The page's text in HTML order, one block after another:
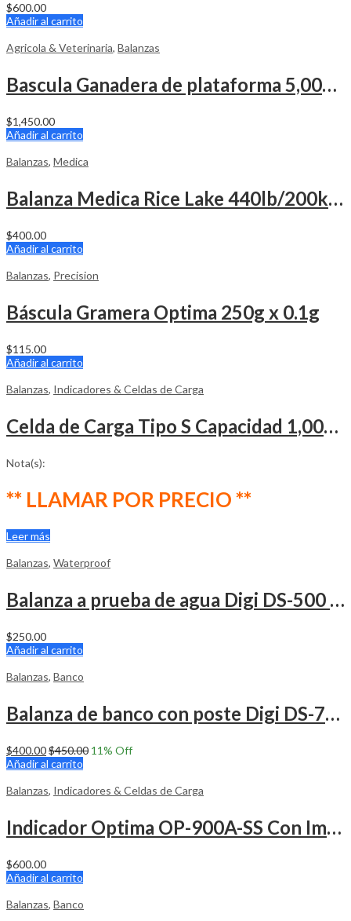
$600.00
Añadir al carrito
Agricola & Veterinaria, Balanzas
Bascula Ganadera de plataforma 5,000 Lbs.
$1,450.00
Añadir al carrito
Balanzas, Medica
Balanza Medica Rice Lake 440lb/200kg con Medidor Altura
$400.00
Añadir al carrito
Balanzas, Precision
Báscula Gramera Optima 250g x 0.1g
$115.00
Añadir al carrito
Balanzas, Indicadores & Celdas de Carga
Celda de Carga Tipo S Capacidad 1,000kg PUSHTON
Nota(s):
** LLAMAR POR PRECIO **
Leer más
Balanzas, Waterproof
Balanza a prueba de agua Digi DS-500 30 Libras
$250.00
Añadir al carrito
Balanzas, Banco
Balanza de banco con poste Digi DS-781P 30 Libras
$400.00$450.00 11% Off
Añadir al carrito
Balanzas, Indicadores & Celdas de Carga
Indicador Optima OP-900A-SS Con Impresora
$600.00
Añadir al carrito
Balanzas, Banco